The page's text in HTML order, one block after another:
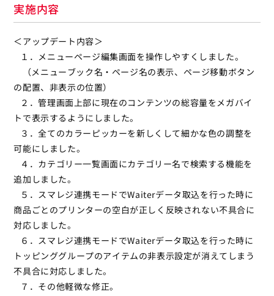
実施内容
＜アップデート内容＞
１．メニューページ編集画面を操作しやすくしました。
（メニューブック名・ページ名の表示、ページ移動ボタン
の配置、非表示の位置）
２．管理画面上部に現在のコンテンツの総容量をメガバイ
トで表示するようにしました。
３．全てのカラーピッカーを新しくして細かな色の調整を
可能にしました。
４．カテゴリー一覧画面にカテゴリー名で検索する機能を
追加しました。
５．スマレジ連携モードでWaiterデータ取込を行った時に
商品ごとのプリンターの空白が正しく反映されない不具合に
対応しました。
６．スマレジ連携モードでWaiterデータ取込を行った時に
トッピンググループのアイテムの非表示設定が消えてしまう
不具合に対応しました。
７．その他軽微な修正。